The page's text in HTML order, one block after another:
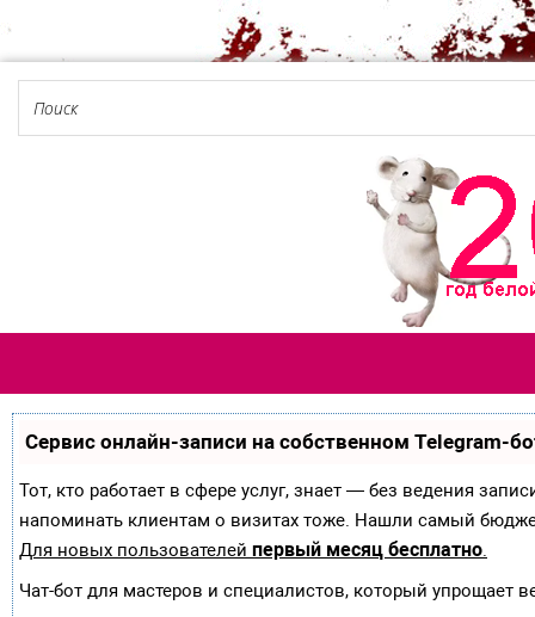
Сервис онлайн-записи на собственном Telegram-
Тот, кто работает в сфере услуг, знает — без ведения
напоминать клиентам о визитах тоже. Нашли самый
Для новых пользователей первый месяц бесплатно.
Чат-бот для мастеров и специалистов, который упрощает